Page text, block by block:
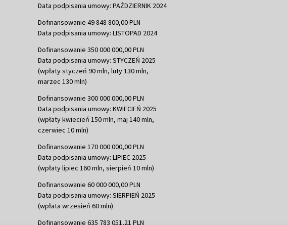
Data podpisania umowy: PAŹDZIERNIK 2024
Dofinansowanie 49 848 800,00 PLN
Data podpisania umowy: LISTOPAD 2024
Dofinansowanie 350 000 000,00 PLN
Data podpisania umowy: STYCZEŃ 2025
(wpłaty styczeń 90 mln, luty 130 mln,
marzec 130 mln)
Dofinansowanie 300 000 000,00 PLN
Data podpisania umowy: KWIECIEŃ 2025
(wpłaty kwiecień 150 mln, maj 140 mln,
czerwiec 10 mln)
Dofinansowanie 170 000 000,00 PLN
Data podpisania umowy: LIPIEC 2025
(wpłaty lipiec 160 mln, sierpień 10 mln)
Dofinansowanie 60 000 000,00 PLN
Data podpisania umowy: SIERPIEŃ 2025
(wpłata wrzesień 60 mln)
Dofinansowanie 635 783 051,21 PLN